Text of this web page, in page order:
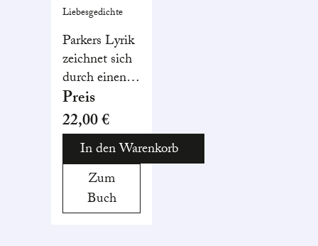
frisch
gebrochen
Liebesgedichte
Parkers Lyrik
zeichnet sich
durch einen
charakteristischen
Mix aus
Selbstmitleid
und Zynismus
aus. Ein
Abgleiten in
Kitsch
Preis
22,00 €
In den Warenkorb
Zum
Buch